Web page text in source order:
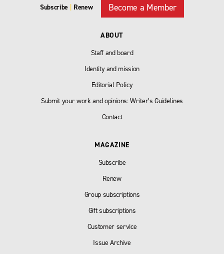
Subscribe | Renew Become a Member
ABOUT
Staff and board
Identity and mission
Editorial Policy
Submit your work and opinions: Writer’s Guidelines
Contact
MAGAZINE
Subscribe
Renew
Group subscriptions
Gift subscriptions
Customer service
Issue Archive